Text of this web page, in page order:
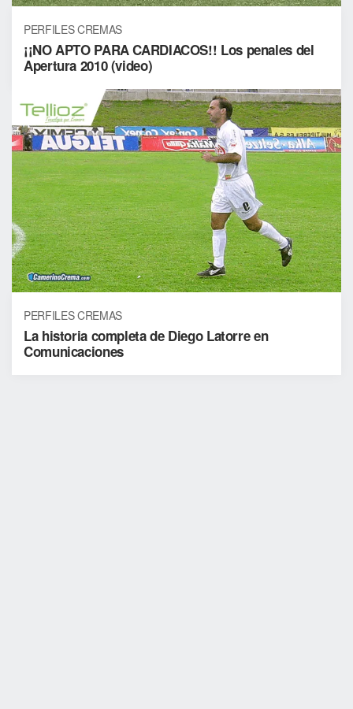
PERFILES CREMAS
¡¡NO APTO PARA CARDIACOS!! Los penales del
Apertura 2010 (video)
PERFILES CREMAS
La historia completa de Diego Latorre en
Comunicaciones